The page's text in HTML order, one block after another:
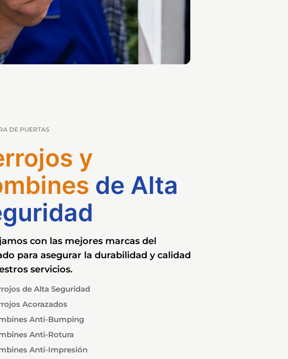
DE PUERTAS
y
de Alta
con las mejores marcas del
para asegurar la durabilidad y calidad
servicios.
de Alta Seguridad
Acorazados
Anti-Bumping
Anti-Rotura
Anti-Impresión